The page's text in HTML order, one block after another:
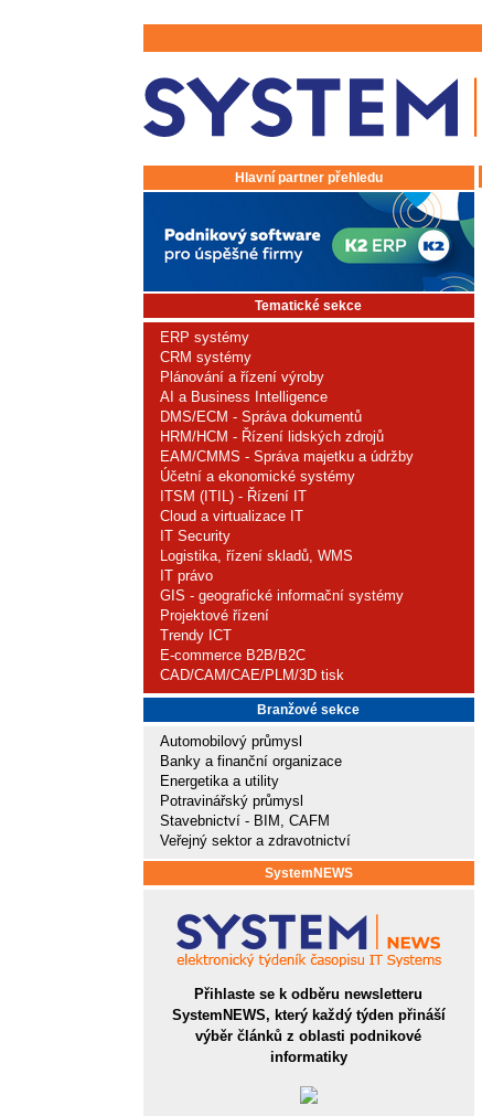
Hlavní partner přehledu
Tematické sekce
ERP systémy
CRM systémy
Plánování a řízení výroby
AI a Business Intelligence
DMS/ECM - Správa dokumentů
HRM/HCM - Řízení lidských zdrojů
EAM/CMMS - Správa majetku a údržby
Účetní a ekonomické systémy
ITSM (ITIL) - Řízení IT
Cloud a virtualizace IT
IT Security
Logistika, řízení skladů, WMS
IT právo
GIS - geografické informační systémy
Projektové řízení
Trendy ICT
E-commerce B2B/B2C
CAD/CAM/CAE/PLM/3D tisk
Branžové sekce
Automobilový průmysl
Banky a finanční organizace
Energetika a utility
Potravinářský průmysl
Stavebnictví - BIM, CAFM
Veřejný sektor a zdravotnictví
SystemNEWS
Přihlaste se k odběru newsletteru
SystemNEWS, který každý týden přináší
výběr článků z oblasti podnikové
informatiky